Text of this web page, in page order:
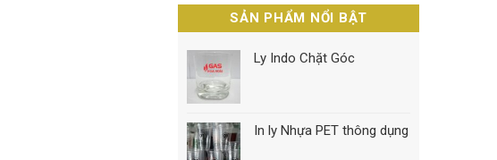
SẢN PHẨM NỔI BẬT
Ly Indo Chặt Góc
In ly Nhựa PET thông dụng